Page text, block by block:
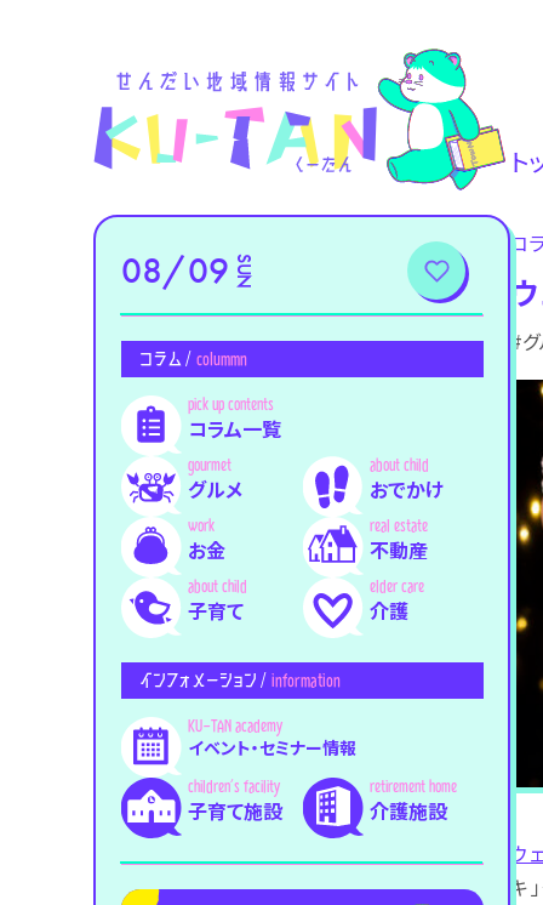
08/09 SUN
コラム / colummn
コラム一覧
グルメ おでかけ
お金 不動産
子育て 介護
インフォメーション / information
イベント・セミナー情報
子育て施設 介護施設
ト
コ
#
ウ
キ